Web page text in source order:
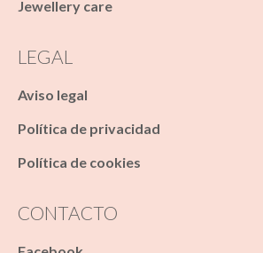
Jewellery care
LEGAL
Aviso legal
Política de privacidad
Política de cookies
CONTACTO